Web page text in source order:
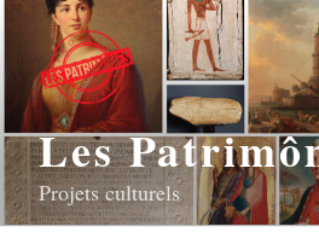
Les
Projets culturels